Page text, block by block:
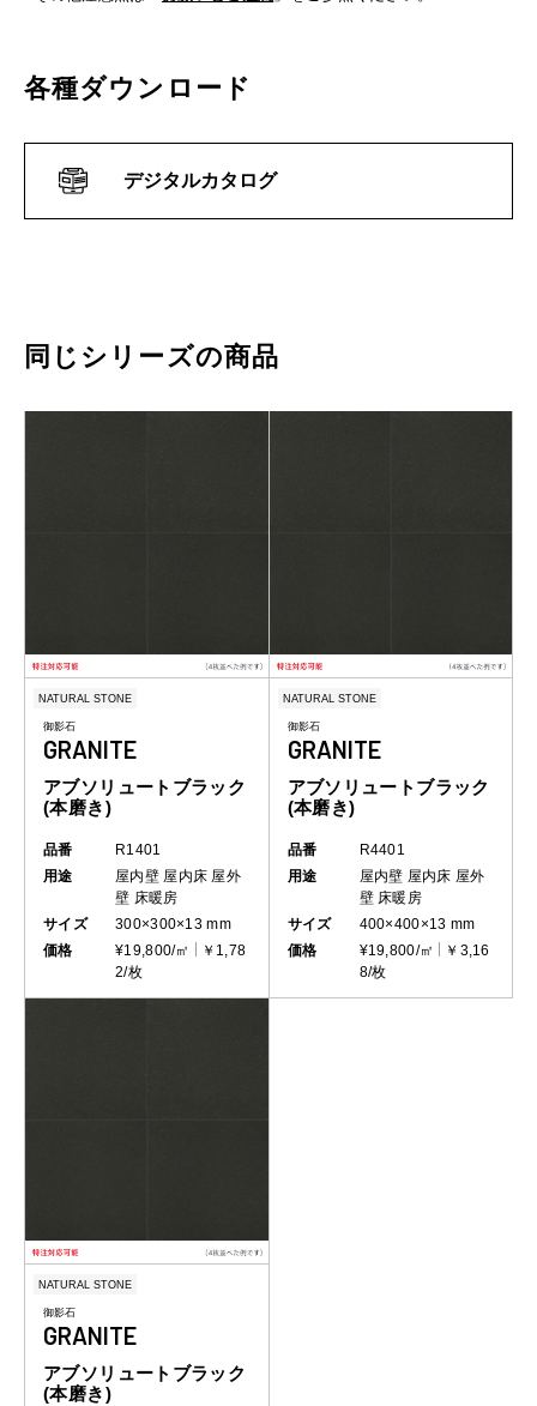
各種ダウンロード
デジタルカタログ
同じシリーズの商品
NATURAL STONE
御影石
GRANITE
アブソリュートブラック
(本磨き)
品番
R1401
用途
屋内壁 屋内床 屋外
壁 床暖房
サイズ
300×300×13 mm
価格
¥19,800/㎡
￥1,78
2/枚
NATURAL STONE
御影石
GRANITE
アブソリュートブラック
(本磨き)
品番
R4401
用途
屋内壁 屋内床 屋外
壁 床暖房
サイズ
400×400×13 mm
価格
¥19,800/㎡
￥3,16
8/枚
NATURAL STONE
御影石
GRANITE
アブソリュートブラック
(本磨き)